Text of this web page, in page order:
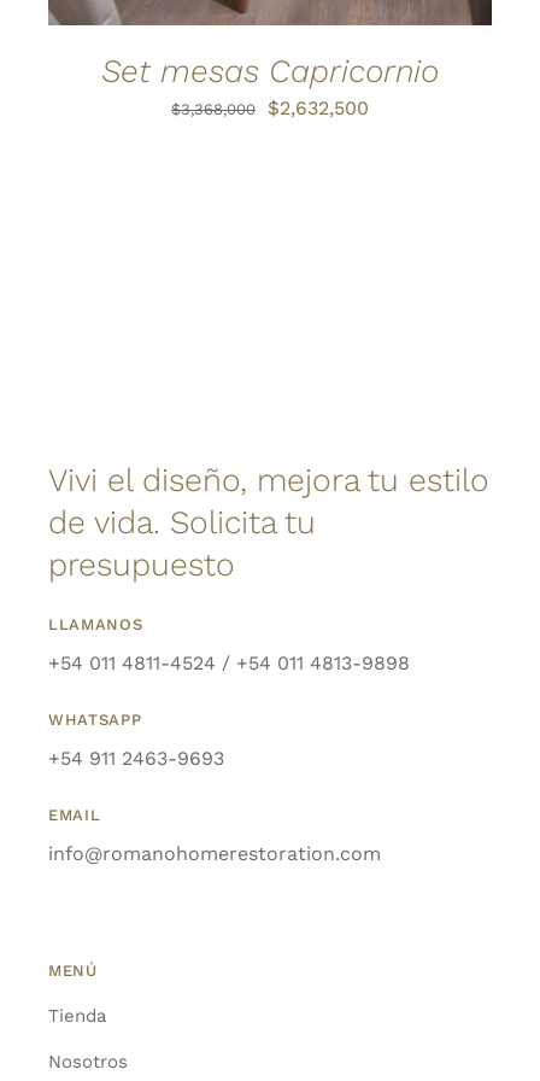
Set mesas Capricornio
$3,368,000
El
$2,632,500
Vivi el diseño, mejora tu estilo
de vida. Solicita tu
presupuesto
LLAMANOS
+54 011 4811-4524 / +54 011 4813-9898
WHATSAPP
+54 911 2463-9693
EMAIL
info@romanohomerestoration.com
MENÚ
Tienda
Nosotros